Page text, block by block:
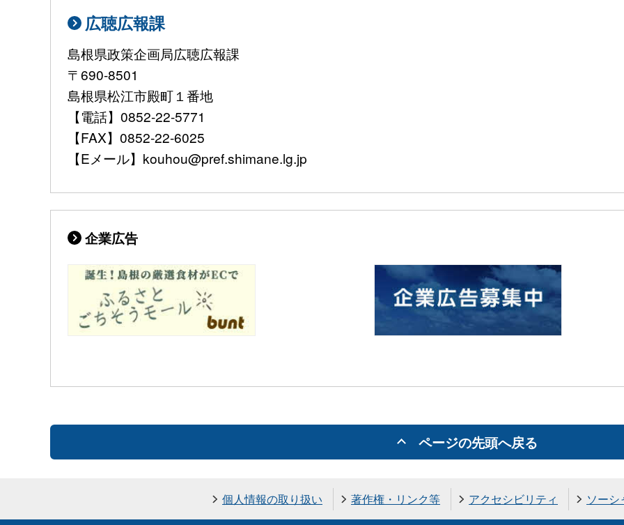
広聴広報課
島根県政策企画局広聴広報課
〒690-8501
島根県松江市殿町１番地
【電話】0852-22-5771
【FAX】0852-22-6025
【Eメール】kouhou@pref.shimane.lg.jp
企業広告
ページの先頭へ戻る
個人情報の取り扱い 著作権・リンク等 アクセシビリティ ソー